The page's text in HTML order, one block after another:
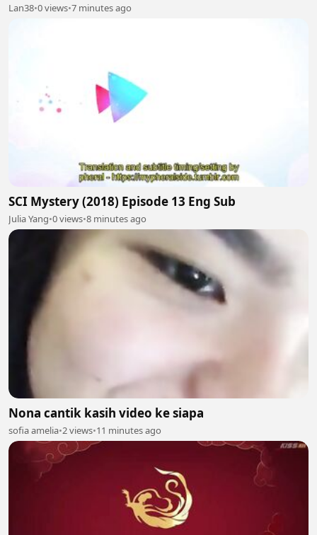
Lan38•0 views•7 minutes ago
SCI Mystery (2018) Episode 13 Eng Sub
Julia Yang•0 views•8 minutes ago
Nona cantik kasih video ke siapa
sofia amelia•2 views•11 minutes ago